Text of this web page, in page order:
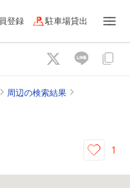
登録 駐車場貸出
周辺の検索結果
1